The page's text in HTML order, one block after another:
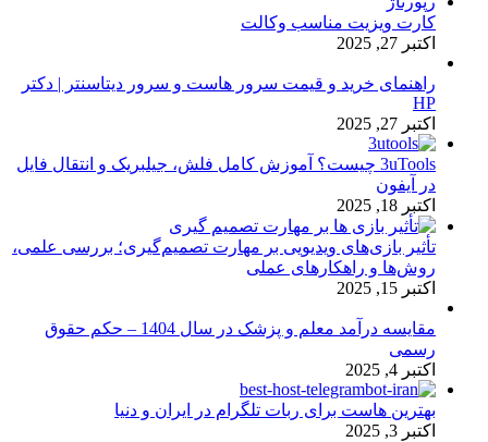
کارت ویزیت مناسب وکالت
اکتبر 27, 2025
راهنمای خرید و قیمت سرور هاست و سرور دیتاسنتر | دکتر
HP
اکتبر 27, 2025
3uTools چیست؟ آموزش کامل فلش، جیلبریک و انتقال فایل
در آیفون
اکتبر 18, 2025
تأثیر بازی‌های ویدیویی بر مهارت تصمیم‌گیری؛ بررسی علمی،
روش‌ها و راهکارهای عملی
اکتبر 15, 2025
مقایسه درآمد معلم و پزشک در سال 1404 – حکم حقوق
رسمی
اکتبر 4, 2025
بهترین هاست برای ربات تلگرام در ایران و دنیا
اکتبر 3, 2025